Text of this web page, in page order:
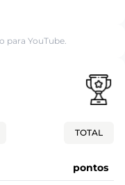
YouTube.
TOTAL
pontos